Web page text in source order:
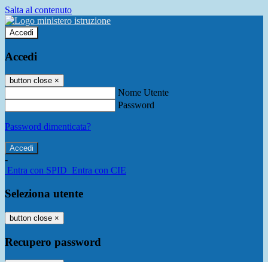
Salta al contenuto
Accedi
Accedi
button close ×
Nome Utente
Password
Password dimenticata?
-
Entra con SPID Entra con CIE
Seleziona utente
button close ×
Recupero password